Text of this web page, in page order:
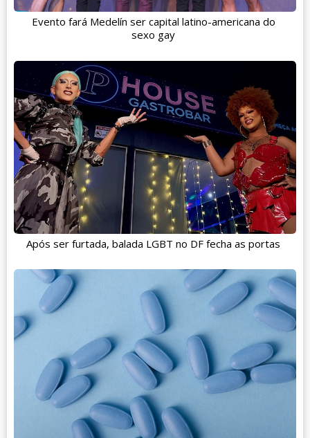
Evento fará Medelín ser capital latino-americana do
sexo gay
Após ser furtada, balada LGBT no DF fecha as portas